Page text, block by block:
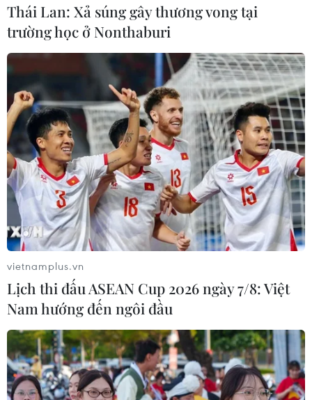
CƠ QUAN CHỦ QUẢN: THÔNG TẤN XÃ VIỆT NAM
Tổng Biên tập: TRẦN TIẾN DUẨN
Phó Tổng Biên tập: NGUYỄN THỊ TÁM, KHÚC THANH
THỦY
Sở hữu trí tuệ
Quy định sử dụng
RSS
Hỗ trợ
Ngôn ngữ
TTXVN
Dịch vụ tin
Liên hệ
Giấy phép số: 1374/GP-BTTTT do Bộ Thông tin và Truyền thông
cấp ngày 11/9/2008.
Thái Lan: Xả súng gây thương vong tại
trường học ở Nonthaburi
vietnamplus.vn
Lịch thi đấu ASEAN Cup 2026 ngày 7/8: Việt
Nam hướng đến ngôi đầu